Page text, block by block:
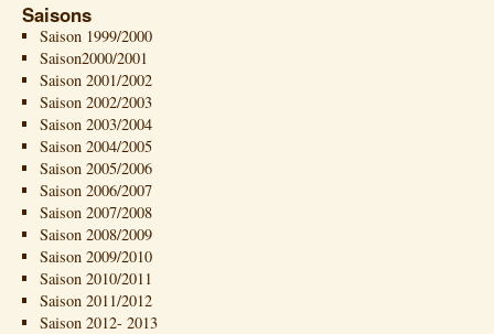
Saisons
Saison 1999/2000
Saison2000/2001
Saison 2001/2002
Saison 2002/2003
Saison 2003/2004
Saison 2004/2005
Saison 2005/2006
Saison 2006/2007
Saison 2007/2008
Saison 2008/2009
Saison 2009/2010
Saison 2010/2011
Saison 2011/2012
Saison 2012- 2013